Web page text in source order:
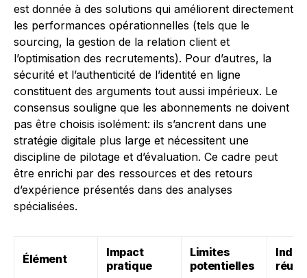
est donnée à des solutions qui améliorent directement
les performances opérationnelles (tels que le
sourcing, la gestion de la relation client et
l’optimisation des recrutements). Pour d’autres, la
sécurité et l’authenticité de l’identité en ligne
constituent des arguments tout aussi impérieux. Le
consensus souligne que les abonnements ne doivent
pas être choisis isolément: ils s’ancrent dans une
stratégie digitale plus large et nécessitent une
discipline de pilotage et d’évaluation. Ce cadre peut
être enrichi par des ressources et des retours
d’expérience présentés dans des analyses
spécialisées.
Élément
Impact
pratique
Limites
potentielles